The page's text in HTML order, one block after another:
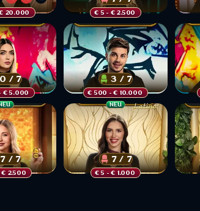
20.000
29 9 26
0 6
€ 5 - € 2.500
€ 5.000
0 / 7
€ 500 - € 10.000
3 / 7
2.500
7 / 7
NEU
€ 5 - € 1.000
7 / 7